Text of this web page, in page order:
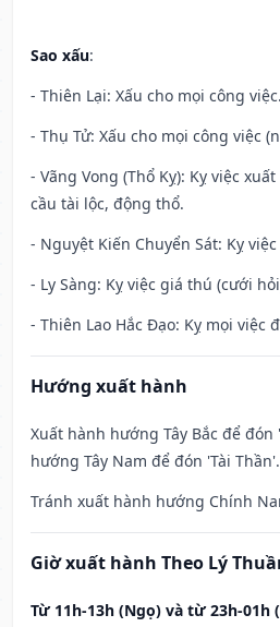
Sao xấu:
- Thiên Lại: Xấu cho mọi công việc.
- Thụ Tử: Xấu cho mọi công việc
- Vãng Vong (Thổ Kỵ): Kỵ việc
cầu tài lộc, động thổ.
- Nguyệt Kiến Chuyển Sát: Kỵ
- Ly Sàng: Kỵ việc giá thú (cưới
- Thiên Lao Hắc Đạo: Kỵ mọi việc
Hướng xuất hành
Xuất hành hướng Tây Bắc để đón
hướng Tây Nam để đón 'Tài Thần'.
Tránh xuất hành hướng Chính
Giờ xuất hành Theo Lý
Từ 11h-13h (Ngọ) và từ 23h-01h